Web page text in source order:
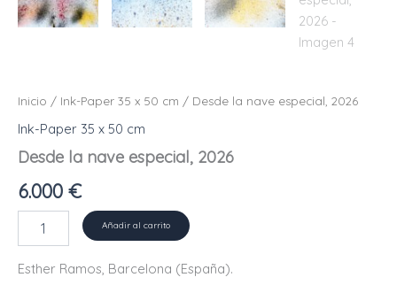
Inicio / Ink-Paper 35 x 50 cm / Desde la nave especial, 2026
Ink-Paper 35 x 50 cm
Desde la nave especial, 2026
6.000 €
especial,
Añadir al carrito
Esther Ramos, Barcelona (España).